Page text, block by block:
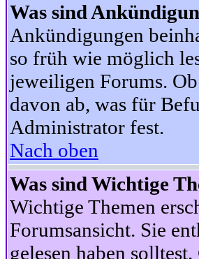
Was sind
Ankündigungen
so früh wie möglich
jeweiligen Forums.
davon ab, was für
Administrator fest.
Nach oben
Was sind Wichtige
Wichtige Themen
Forumsansicht. Sie
gelesen haben